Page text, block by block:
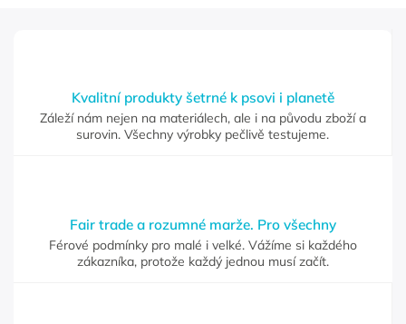
Kvalitní produkty šetrné k psovi i planetě
Záleží nám nejen na materiálech, ale i na původu zboží a
surovin. Všechny výrobky pečlivě testujeme.
Fair trade a rozumné marže. Pro všechny
Férové podmínky pro malé i velké. Vážíme si každého
zákazníka, protože každý jednou musí začít.